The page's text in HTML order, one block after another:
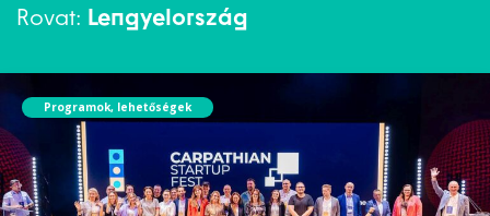
Rovat: Lengyelország
Programok, lehetőségek